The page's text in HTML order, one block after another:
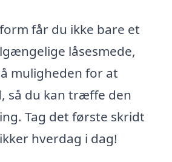
får du ikke bare et
låsesmede,
muligheden for at
så du kan træffe den
Tag det første skridt
hverdag i dag!